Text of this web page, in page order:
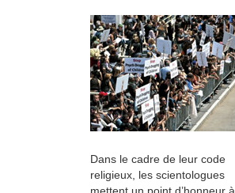
Dans le cadre de leur code
religieux, les scientologues